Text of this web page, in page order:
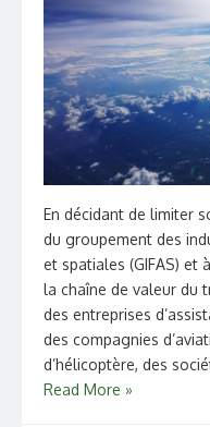
En décidant de limiter
du groupement des
et spatiales (GIFAS) et
la chaîne de valeur du
des entreprises
des compagnies
d’hélicoptère, des
Read More »